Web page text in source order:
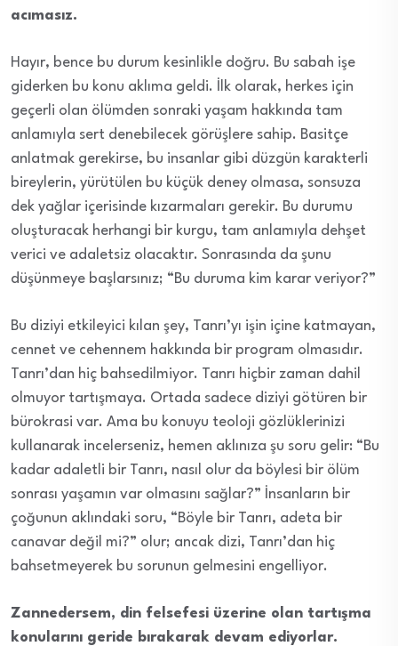
acımasız.
Hayır, bence bu durum kesinlikle doğru. Bu sabah işe
giderken bu konu aklıma geldi. İlk olarak, herkes için
geçerli olan ölümden sonraki yaşam hakkında tam
anlamıyla sert denebilecek görüşlere sahip. Basitçe
anlatmak gerekirse, bu insanlar gibi düzgün karakterli
bireylerin, yürütülen bu küçük deney olmasa, sonsuza
dek yağlar içerisinde kızarmaları gerekir. Bu durumu
oluşturacak herhangi bir kurgu, tam anlamıyla dehşet
verici ve adaletsiz olacaktır. Sonrasında da şunu
düşünmeye başlarsınız; “Bu duruma kim karar veriyor?”
Bu diziyi etkileyici kılan şey, Tanrı’yı işin içine katmayan,
cennet ve cehennem hakkında bir program olmasıdır.
Tanrı’dan hiç bahsedilmiyor. Tanrı hiçbir zaman dahil
olmuyor tartışmaya. Ortada sadece diziyi götüren bir
bürokrasi var. Ama bu konuyu teoloji gözlüklerinizi
kullanarak incelerseniz, hemen aklınıza şu soru gelir: “Bu
kadar adaletli bir Tanrı, nasıl olur da böylesi bir ölüm
sonrası yaşamın var olmasını sağlar?” İnsanların bir
çoğunun aklındaki soru, “Böyle bir Tanrı, adeta bir
canavar değil mi?” olur; ancak dizi, Tanrı’dan hiç
bahsetmeyerek bu sorunun gelmesini engelliyor.
Zannedersem, din felsefesi üzerine olan tartışma
konularını geride bırakarak devam ediyorlar.